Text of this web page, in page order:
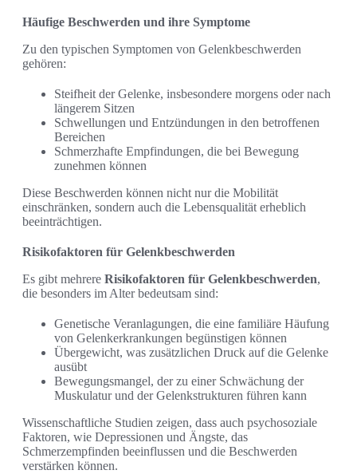
Häufige Beschwerden und ihre Symptome
Zu den typischen Symptomen von Gelenkbeschwerden
gehören:
Steifheit der Gelenke, insbesondere morgens oder nach
längerem Sitzen
Schwellungen und Entzündungen in den betroffenen
Bereichen
Schmerzhafte Empfindungen, die bei Bewegung
zunehmen können
Diese Beschwerden können nicht nur die Mobilität
einschränken, sondern auch die Lebensqualität erheblich
beeinträchtigen.
Risikofaktoren für Gelenkbeschwerden
Es gibt mehrere Risikofaktoren für Gelenkbeschwerden,
die besonders im Alter bedeutsam sind:
Genetische Veranlagungen, die eine familiäre Häufung
von Gelenkerkrankungen begünstigen können
Übergewicht, was zusätzlichen Druck auf die Gelenke
ausübt
Bewegungsmangel, der zu einer Schwächung der
Muskulatur und der Gelenkstrukturen führen kann
Wissenschaftliche Studien zeigen, dass auch psychosoziale
Faktoren, wie Depressionen und Ängste, das
Schmerzempfinden beeinflussen und die Beschwerden
verstärken können.